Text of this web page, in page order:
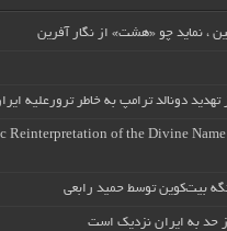
، نماید چو «هشت» از نگار آفرین
دونالد ترامپ به خاطر ترورعلیه
Reinterpretation of the Divine
بیت‌کوین توسط حمید رابعی
حد به ایران نزدیک است